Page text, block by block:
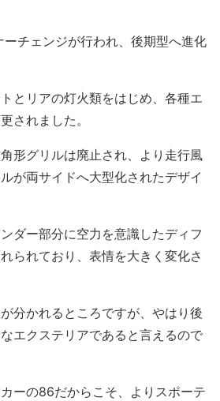
チェンジが行われ、後期型へ進化
とリアの灯火類をはじめ、各種エ
されました。
形グリルは廃止され、より走行風
が両サイドへ大型化されたデザイ
ダー部分に空力を意識したディフ
られており、表情を大きく変化さ
分かれるところですが、やはり後
エクステリアであると言えるので
ーの86だからこそ、よりスポーテ